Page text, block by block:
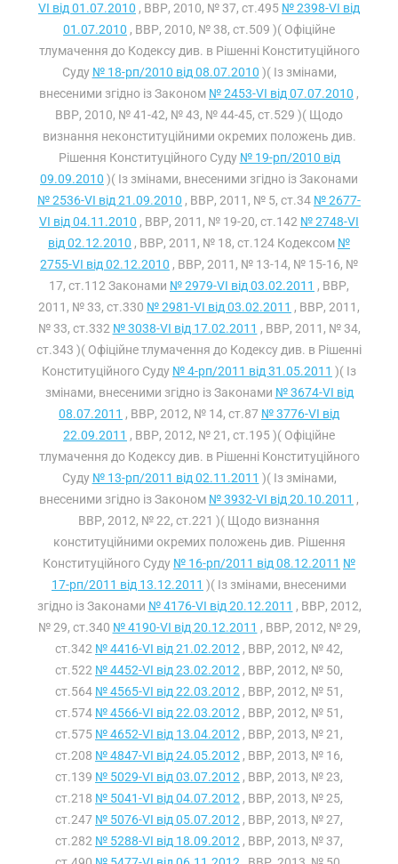
VI від 01.07.2010 , ВВР, 2010, № 37, ст.495 № 2398-VI від
01.07.2010 , ВВР, 2010, № 38, ст.509 )( Офіційне
тлумачення до Кодексу див. в Рішенні Конституційного
Суду № 18-рп/2010 від 08.07.2010 )( Із змінами,
внесеними згідно із Законом № 2453-VI від 07.07.2010 ,
ВВР, 2010, № 41-42, № 43, № 44-45, ст.529 )( Щодо
визнання неконституційними окремих положень див.
Рішення Конституційного Суду № 19-рп/2010 від
09.09.2010 )( Із змінами, внесеними згідно із Законами
№ 2536-VI від 21.09.2010 , ВВР, 2011, № 5, ст.34 № 2677-
VI від 04.11.2010 , ВВР, 2011, № 19-20, ст.142 № 2748-VI
від 02.12.2010 , ВВР, 2011, № 18, ст.124 Кодексом №
2755-VI від 02.12.2010 , ВВР, 2011, № 13-14, № 15-16, №
17, ст.112 Законами № 2979-VI від 03.02.2011 , ВВР,
2011, № 33, ст.330 № 2981-VI від 03.02.2011 , ВВР, 2011,
№ 33, ст.332 № 3038-VI від 17.02.2011 , ВВР, 2011, № 34,
ст.343 )( Офіційне тлумачення до Кодексу див. в Рішенні
Конституційного Суду № 4-рп/2011 від 31.05.2011 )( Із
змінами, внесеними згідно із Законами № 3674-VI від
08.07.2011 , ВВР, 2012, № 14, ст.87 № 3776-VI від
22.09.2011 , ВВР, 2012, № 21, ст.195 )( Офіційне
тлумачення до Кодексу див. в Рішенні Конституційного
Суду № 13-рп/2011 від 02.11.2011 )( Із змінами,
внесеними згідно із Законом № 3932-VI від 20.10.2011 ,
ВВР, 2012, № 22, ст.221 )( Щодо визнання
конституційними окремих положень див. Рішення
Конституційного Суду № 16-рп/2011 від 08.12.2011 №
17-рп/2011 від 13.12.2011 )( Із змінами, внесеними
згідно із Законами № 4176-VI від 20.12.2011 , ВВР, 2012,
№ 29, ст.340 № 4190-VI від 20.12.2011 , ВВР, 2012, № 29,
ст.342 № 4416-VI від 21.02.2012 , ВВР, 2012, № 42,
ст.522 № 4452-VI від 23.02.2012 , ВВР, 2012, № 50,
ст.564 № 4565-VI від 22.03.2012 , ВВР, 2012, № 51,
ст.574 № 4566-VI від 22.03.2012 , ВВР, 2012, № 51,
ст.575 № 4652-VI від 13.04.2012 , ВВР, 2013, № 21,
ст.208 № 4847-VI від 24.05.2012 , ВВР, 2013, № 16,
ст.139 № 5029-VI від 03.07.2012 , ВВР, 2013, № 23,
ст.218 № 5041-VI від 04.07.2012 , ВВР, 2013, № 25,
ст.247 № 5076-VI від 05.07.2012 , ВВР, 2013, № 27,
ст.282 № 5288-VI від 18.09.2012 , ВВР, 2013, № 37,